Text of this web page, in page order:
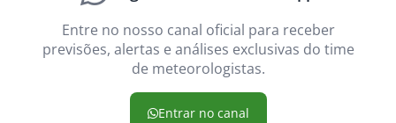
Entre no nosso canal oficial para receber
previsões, alertas e análises exclusivas do time
de meteorologistas.
Entrar no canal